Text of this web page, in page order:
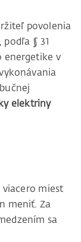
povolenia
§ 31
energetike v
elektriny
viacero miest
meniť. Za
sa